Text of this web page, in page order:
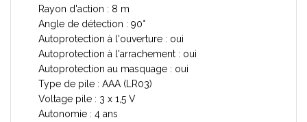
Rayon d'action : 8 m
Angle de détection : 90°
Autoprotection à l'ouverture : oui
Autoprotection à l'arrachement : oui
Autoprotection au masquage : oui
Type de pile : AAA (LR03)
Voltage pile : 3 x 1,5 V
Autonomie : 4 ans